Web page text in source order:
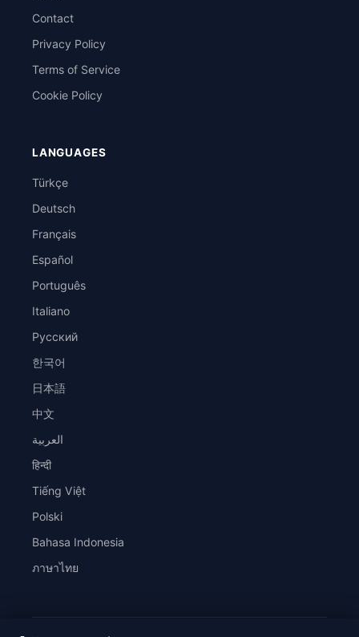
Contact
Privacy Policy
Terms of Service
Cookie Policy
LANGUAGES
Türkçe
Deutsch
Français
Español
Português
Italiano
Русский
한국어
日本語
中文
العربية
हिन्दी
Tiếng Việt
Polski
Bahasa Indonesia
ภาษาไทย